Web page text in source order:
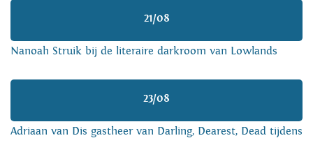
21/08
Nanoah Struik bij de literaire darkroom van Lowlands
23/08
Adriaan van Dis gastheer van Darling, Dearest, Dead tijdens